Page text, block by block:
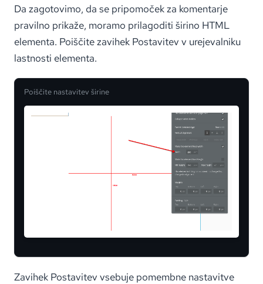
Da zagotovimo, da se pripomoček za komentarje
pravilno prikaže, moramo prilagoditi širino HTML
elementa. Poiščite zavihek Postavitev v urejevalniku
lastnosti elementa.
Poiščite nastavitev širine
Zavihek Postavitev vsebuje pomembne nastavitve